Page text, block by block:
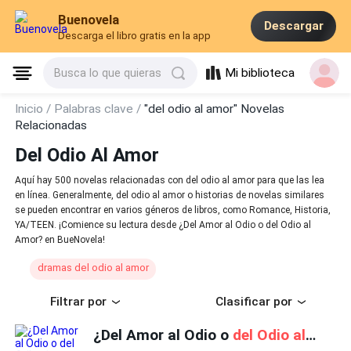
Buenovela
Descarga el libro gratis en la app
Descargar
Busca lo que quieras Mi biblioteca
Inicio / Palabras clave /"del odio al amor" Novelas
Relacionadas
Del Odio Al Amor
Aquí hay 500 novelas relacionadas con del odio al amor para que las lea
en línea. Generalmente, del odio al amor o historias de novelas similares
se pueden encontrar en varios géneros de libros, como Romance, Historia,
YA/TEEN. ¡Comience su lectura desde ¿Del Amor al Odio o del Odio al
Amor? en BueNovela!
dramas del odio al amor
Filtrar por Clasificar por
¿Del Amor al Odio o del Odio al Amor